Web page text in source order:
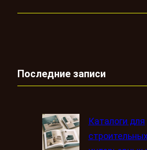
Последние записи
Каталоги для